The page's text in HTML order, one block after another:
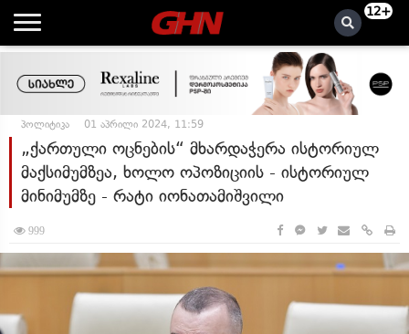
12+
პოლიტიკა 01 აპრილი 2024, 11:59
„ქართული ოცნების“ მხარდაჭერა ისტორიულ
მაქსიმუმზეა, ხოლო ოპოზიციის - ისტორიულ
მინიმუმზე - რატი იონათამიშვილი
999